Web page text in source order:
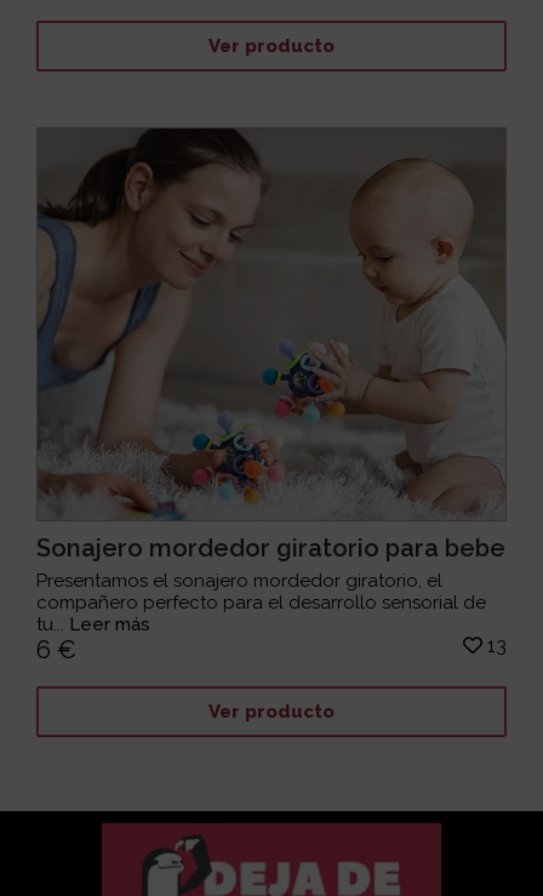
Ver producto
Sonajero mordedor giratorio para bebe
Presentamos el sonajero mordedor giratorio, el
compañero perfecto para el desarrollo sensorial de
tu... Leer más
6 € 13
Ver producto